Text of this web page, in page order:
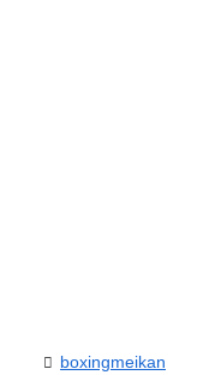
boxingmeikan